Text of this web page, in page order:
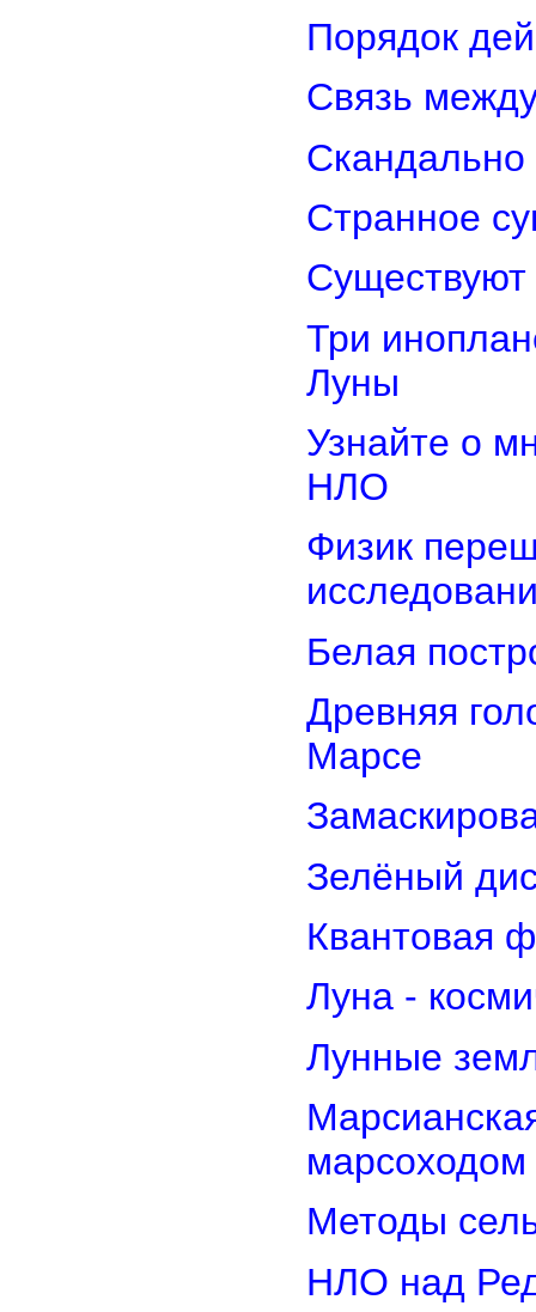
Порядок
Связь
Странное
Три
Луны
Узнайте о
НЛО
Физик
Белая
Древняя
Марсе
Зелёный
Квантовая
Луна -
Лунные
марсоходом
Методы
НЛО над